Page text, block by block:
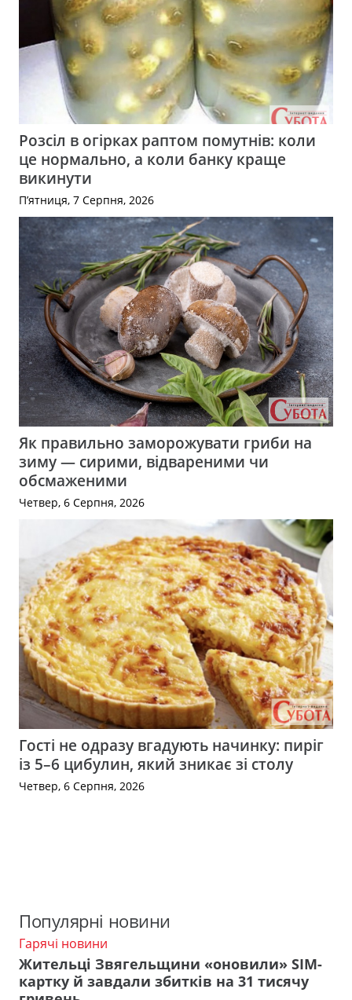
Розсіл в огірках раптом помутнів: коли
це нормально, а коли банку краще
викинути
П’ятниця, 7 Серпня, 2026
Як правильно заморожувати гриби на
зиму — сирими, відвареними чи
обсмаженими
Четвер, 6 Серпня, 2026
Гості не одразу вгадують начинку: пиріг
із 5–6 цибулин, який зникає зі столу
Четвер, 6 Серпня, 2026
Популярні новини
Гарячі новини
Жительці Звягельщини «оновили» SIM-
картку й завдали збитків на 31 тисячу